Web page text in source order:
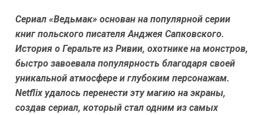
Сериал «Ведьмак» основан на популярной серии
книг польского писателя Анджея Сапковского.
История о Геральте из Ривии, охотнике на монстров,
быстро завоевала популярность благодаря своей
уникальной атмосфере и глубоким персонажам.
Netflix удалось перенести эту магию на экраны,
создав сериал, который стал одним из самых